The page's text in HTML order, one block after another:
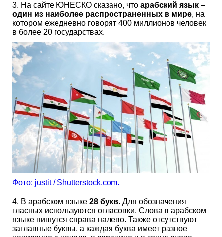
3. На сайте ЮНЕСКО сказано, что арабский язык –
один из наиболее распространенных в мире, на
котором ежедневно говорят 400 миллионов человек
в более 20 государствах.
Фото: justit / Shutterstock.com.
4. В арабском языке 28 букв. Для обозначения
гласных используются огласовки. Слова в арабском
языке пишутся справа налево. Также отсутствуют
заглавные буквы, а каждая буква имеет разное